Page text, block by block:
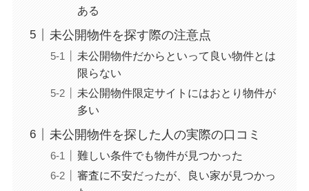
ある
未公開物件を探す際の注意点
未公開物件だからといって良い物件とは
限らない
未公開物件限定サイトにはおとり物件が
多い
未公開物件を探した人の実際の口コミ
難しい条件でも物件が見つかった
審査に不安だったが、良い家が見つかっ